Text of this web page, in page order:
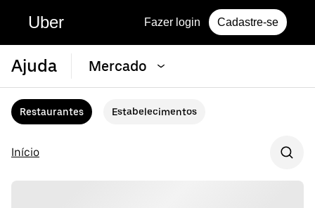
Uber Fazer login Cadastre-se
Ajuda Mercado
Restaurantes Estabelecimentos
Início